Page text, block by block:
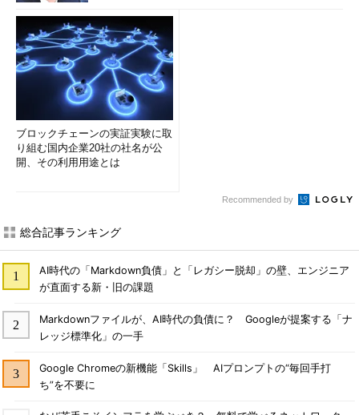
ブロックチェーンの実証実験に取
り組む国内企業20社の社名が公
開、その利用用途とは
Recommended by
総合記事ランキング
AI時代の「Markdown負債」と「レガシー脱却」の壁、エンジニア
が直面する新・旧の課題
Markdownファイルが、AI時代の負債に？ Googleが提案する「ナ
レッジ標準化」の一手
Google Chromeの新機能「Skills」 AIプロンプトの“毎回手打
ち”を不要に